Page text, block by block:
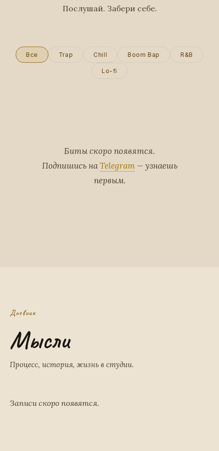
Послушай. Забери себе.
Все Trap Chill Boom Bap R&B
Lo-fi
Биты скоро появятся.
Подпишись наTelegram— узнаешь
первым.
Дневник
Мысли
Процесс, история, жизнь в студии.
Записи скоро появятся.